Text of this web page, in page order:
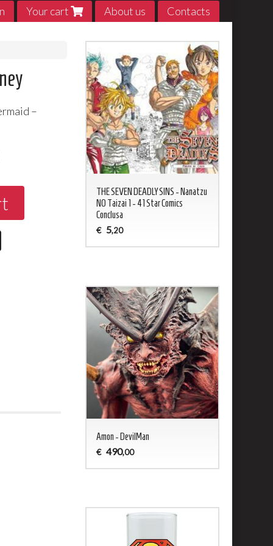
Your cart About us Contacts
–
THE SEVEN DEADLY SINS - Nanatzu
NO Taizai 1 - 41 Star Comics
Conclusa
€ 5,20
Amon - DevilMan
€ 490,00